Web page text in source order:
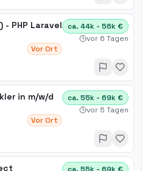
PHP Laravel
Vor Ort
ca. 44k - 56k €
vor 6 Tagen
in m/w/d
Vor Ort
ca. 55k - 69k €
vor 5 Tagen